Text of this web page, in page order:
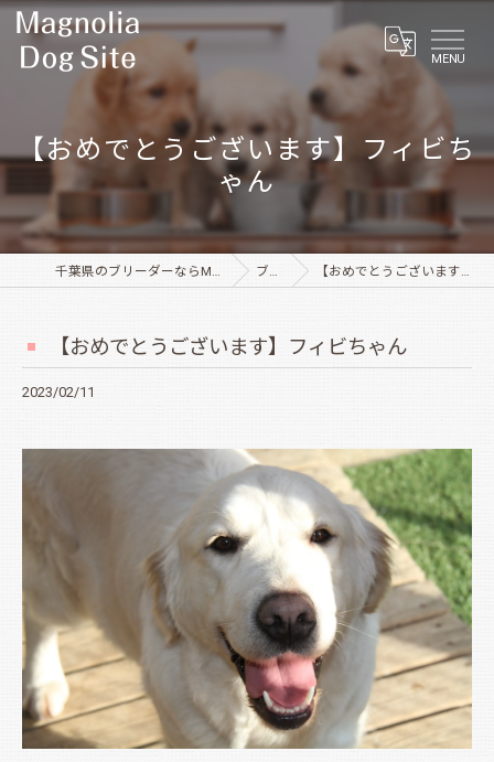
MENU
【おめでとうございます】フィビち
ゃん
千葉県のブリーダーならMagnolia Dog Site ブログ 【おめでとうございます】フィビちゃん
【おめでとうございます】フィビちゃん
2023/02/11